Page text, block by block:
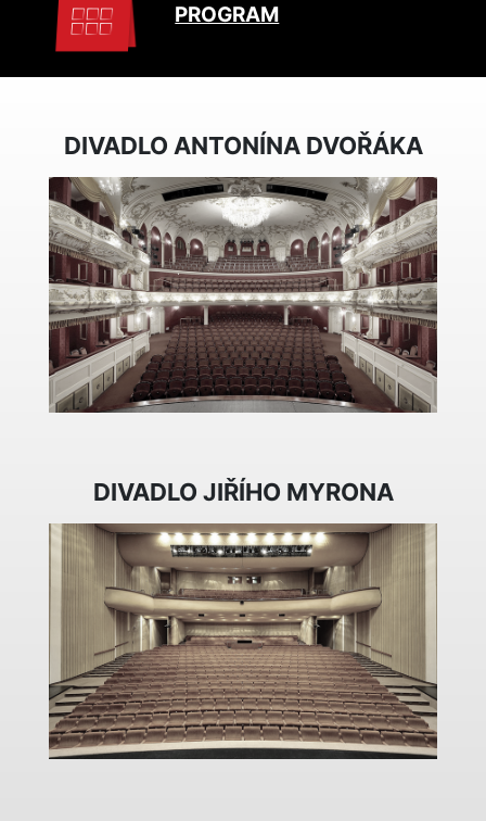
PROGRAM
DIVADLO ANTONÍNA DVOŘÁKA
DIVADLO JIŘÍHO MYRONA